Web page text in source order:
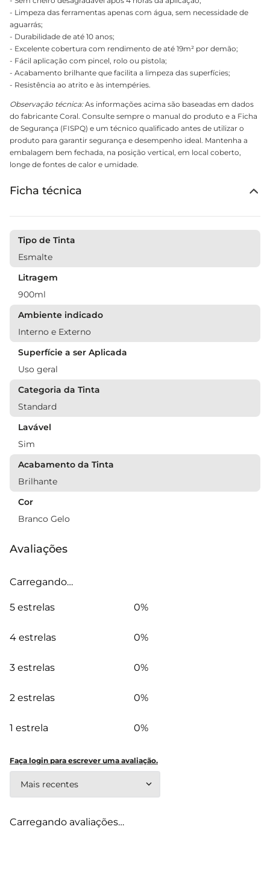
- Limpeza das ferramentas apenas com água, sem necessidade de
aguarrás;
- Durabilidade de até 10 anos;
- Excelente cobertura com rendimento de até 19m² por demão;
- Fácil aplicação com pincel, rolo ou pistola;
- Acabamento brilhante que facilita a limpeza das superfícies;
- Resistência ao atrito e às intempéries.
Observação técnica:As informações acima são baseadas em dados
do fabricante Coral. Consulte sempre o manual do produto e a Ficha
de Segurança (FISPQ) e um técnico qualificado antes de utilizar o
produto para garantir segurança e desempenho ideal. Mantenha a
embalagem bem fechada, na posição vertical, em local coberto,
longe de fontes de calor e umidade.
Ficha técnica
Tipo de Tinta
Esmalte
Litragem
900ml
Ambiente indicado
Interno e Externo
Superfície a ser Aplicada
Uso geral
Categoria da Tinta
Standard
Lavável
Sim
Acabamento da Tinta
Brilhante
Cor
Branco Gelo
Avaliações
Carregando…
5 estrelas 0%
4 estrelas 0%
3 estrelas 0%
2 estrelas 0%
1 estrela 0%
Faça login para escrever uma avaliação.
Mais recentes
Carregando avaliações…